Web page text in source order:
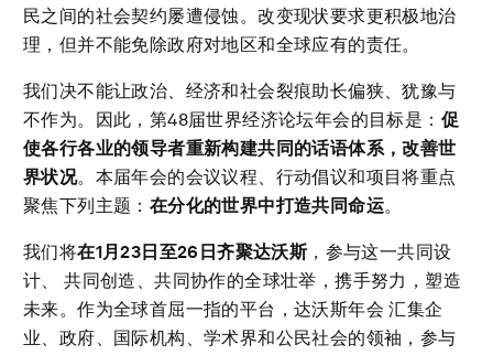
民之间的社会契约屡遭侵蚀。改变现状要求更积极地治
理，但并不能免除政府对地区和全球应有的责任。
我们决不能让政治、经济和社会裂痕助长偏狭、犹豫与
不作为。因此，第48届世界经济论坛年会的目标是： 促
使各行各业的领导者重新构建共同的话语体系，改善世
界状况。本届年会的会议议程、行动倡议和项目将重点
聚焦下列主题： 在分化的世界中打造共同命运。
我们将在1月23日至26日齐聚达沃斯，参与这一共同设
计、 共同创造、共同协作的全球壮举，携手努力，塑造
未来。作为全球首屈一指的平台，达沃斯年会 汇集企
业、政府、国际机构、学术界和公民社会的领袖，参与